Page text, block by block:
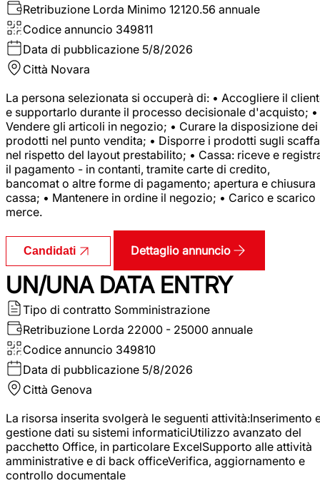
Retribuzione Lorda Minimo 12120.56 annuale
Codice annuncio 349811
Data di pubblicazione 5/8/2026
Città Novara
La persona selezionata si occuperà di: • Accogliere il
e supportarlo durante il processo decisionale d'acquisto; •
Vendere gli articoli in negozio; • Curare la disposizione dei
prodotti nel punto vendita; • Disporre i prodotti sugli
nel rispetto del layout prestabilito; • Cassa: riceve e
il pagamento - in contanti, tramite carte di credito,
bancomat o altre forme di pagamento; apertura e chiusura
cassa; • Mantenere in ordine il negozio; • Carico e scarico
merce.
Candidati Dettaglio annuncio
UN/UNA DATA ENTRY
Tipo di contratto Somministrazione
Retribuzione Lorda 22000 - 25000 annuale
Codice annuncio 349810
Data di pubblicazione 5/8/2026
Città Genova
La risorsa inserita svolgerà le seguenti attività:Inserimento
gestione dati su sistemi informaticiUtilizzo avanzato del
pacchetto Office, in particolare ExcelSupporto alle attività
amministrative e di back officeVerifica, aggiornamento e
controllo documentale